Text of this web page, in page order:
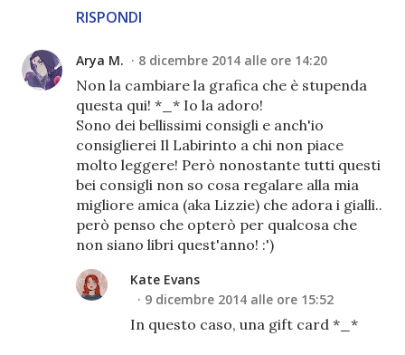
RISPONDI
Arya M. 8 dicembre 2014 alle ore 14:20
Non la cambiare la grafica che è stupenda
questa qui! *_* Io la adoro!
Sono dei bellissimi consigli e anch'io
consiglierei Il Labirinto a chi non piace
molto leggere! Però nonostante tutti questi
bei consigli non so cosa regalare alla mia
migliore amica (aka Lizzie) che adora i gialli..
però penso che opterò per qualcosa che
non siano libri quest'anno! :')
Kate Evans
9 dicembre 2014 alle ore 15:52
In questo caso, una gift card *_*